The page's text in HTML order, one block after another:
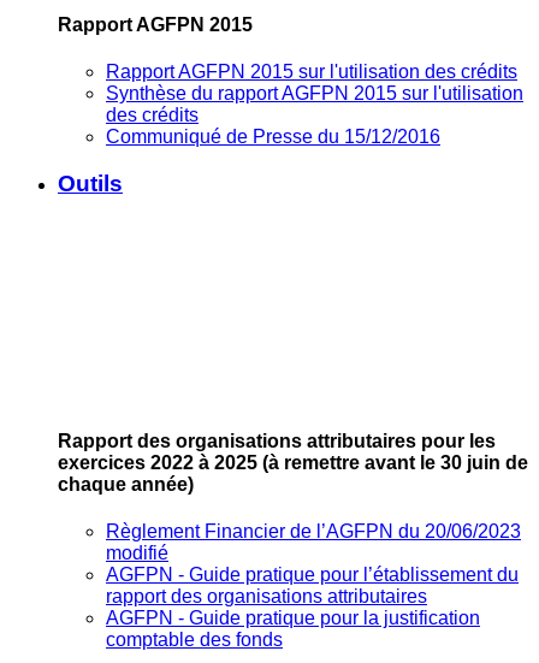
Rapport AGFPN 2015
Rapport AGFPN 2015 sur l'utilisation des crédits
Synthèse du rapport AGFPN 2015 sur l'utilisation
des crédits
Communiqué de Presse du 15/12/2016
Outils
Rapport des organisations attributaires pour les
exercices 2022 à 2025 (à remettre avant le 30 juin de
chaque année)
Règlement Financier de l’AGFPN du 20/06/2023
modifié
AGFPN ‐ Guide pratique pour l’établissement du
rapport des organisations attributaires
AGFPN ‐ Guide pratique pour la justification
comptable des fonds